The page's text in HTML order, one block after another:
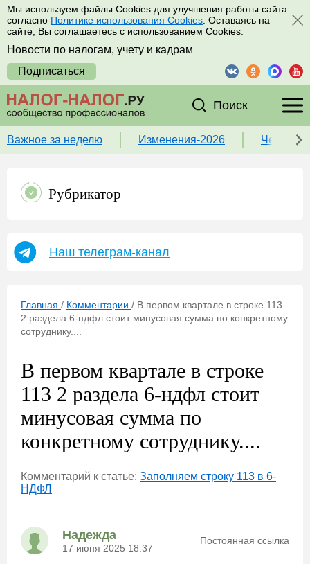
Мы используем файлы Cookies для улучшения работы сайта
согласно Политике использования Cookies . Оставаясь на
сайте, Вы соглашаетесь с использованием Cookies.
Новости по налогам, учету и кадрам
Подписаться
Поиск
Важное за неделю Изменения-2026 Чек-
Рубрикатор
Наш телеграм-канал
Главная / Комментарии / В первом квартале в строке 113
2 раздела 6-ндфл стоит минусовая сумма по конкретному
сотруднику....
В первом квартале в строке
113 2 раздела 6-ндфл стоит
минусовая сумма по
конкретному сотруднику....
Комментарий к статье: Заполняем строку 113 в 6-
НДФЛ
Надежда
17 июня 2025 18:37
Постоянная ссылка